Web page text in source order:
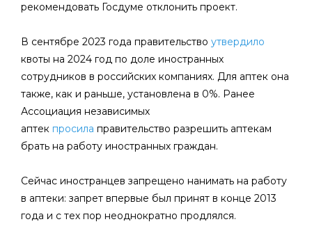
рекомендовать Госдуме отклонить проект.
В сентябре 2023 года правительство утвердило
квоты на 2024 год по доле иностранных
сотрудников в российских компаниях. Для аптек она
также, как и раньше, установлена в 0%. Ранее
Ассоциация независимых
аптек просила правительство разрешить аптекам
брать на работу иностранных граждан.
Сейчас иностранцев запрещено нанимать на работу
в аптеки: запрет впервые был принят в конце 2013
года и с тех пор неоднократно продлялся.